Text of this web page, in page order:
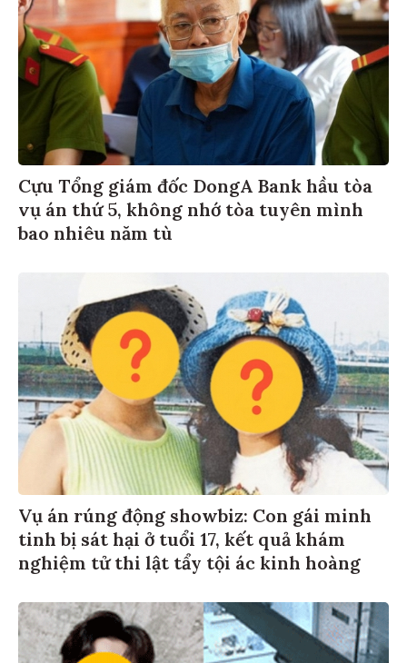
Cựu Tổng giám đốc DongA Bank hầu tòa
vụ án thứ 5, không nhớ tòa tuyên mình
bao nhiêu năm tù
Vụ án rúng động showbiz: Con gái minh
tinh bị sát hại ở tuổi 17, kết quả khám
nghiệm tử thi lật tẩy tội ác kinh hoàng